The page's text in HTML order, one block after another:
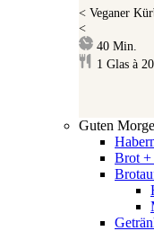
< Veganer
<
40Minuten
Min.
1 Glas à
Guten
Brot +